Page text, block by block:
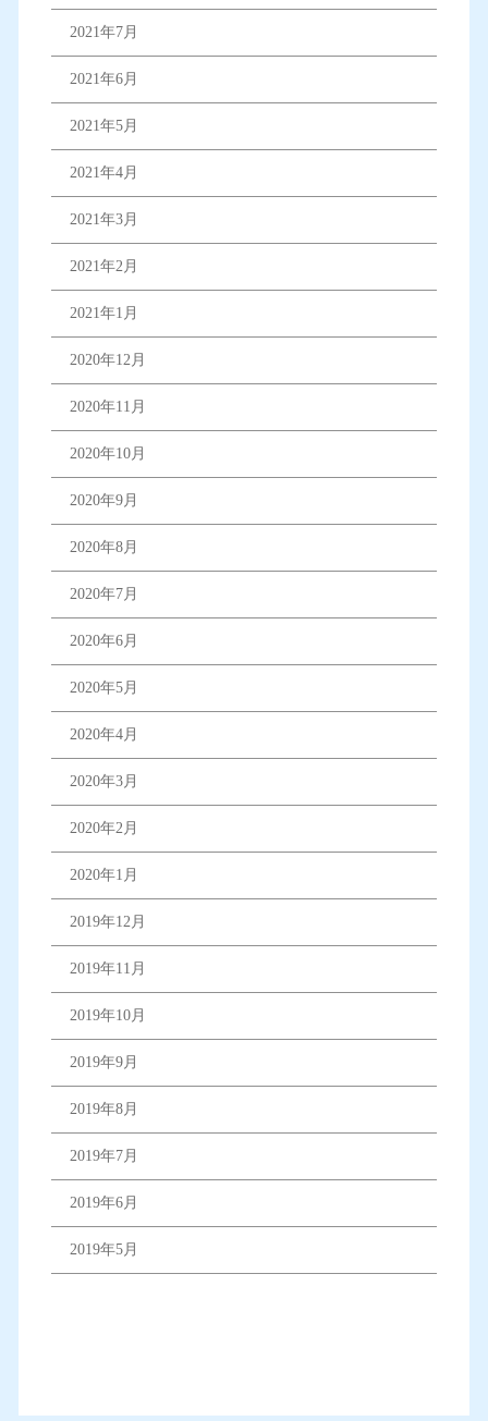
2021年7月
2021年6月
2021年5月
2021年4月
2021年3月
2021年2月
2021年1月
2020年12月
2020年11月
2020年10月
2020年9月
2020年8月
2020年7月
2020年6月
2020年5月
2020年4月
2020年3月
2020年2月
2020年1月
2019年12月
2019年11月
2019年10月
2019年9月
2019年8月
2019年7月
2019年6月
2019年5月